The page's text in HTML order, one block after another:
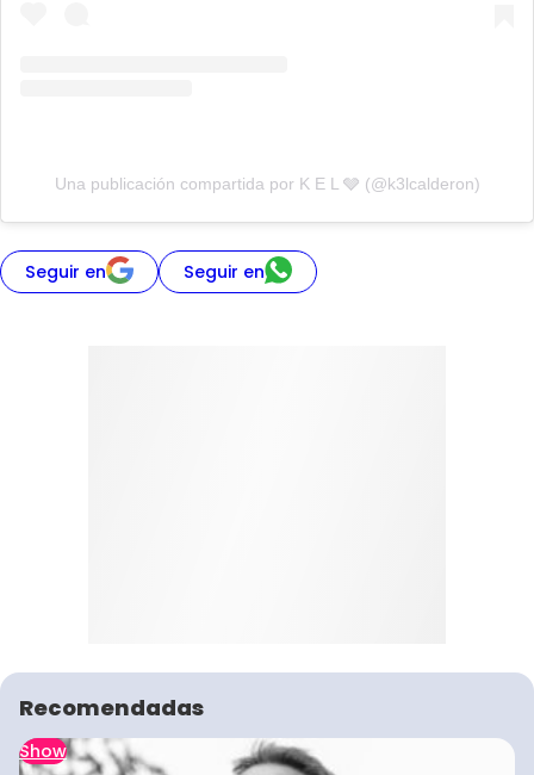
Una publicación compartida por K E L 🩶 (@k3lcalderon)
Seguir en Seguir en
Recomendadas
Show